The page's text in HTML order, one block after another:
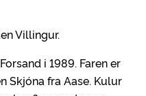
Villingur.
i 1989. Faren er
Skjóna fra Aase. Kulur